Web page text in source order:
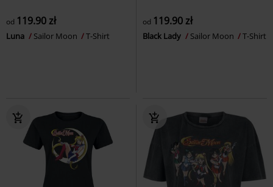
od 119.90 zł
Luna Sailor Moon T-Shirt
od 119.90 zł
Black Lady Sailor Moon T-Shirt